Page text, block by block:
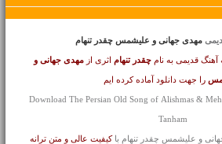
مهدی جهانی و علیشمس چقدر تنهام
قدیمی به نام چقدر تنهام اثری از مهدی جهانی و
را جهت دانلود آماده کرده ایم
Download The Persian Old Song of Alishmas &
Tanham
و علیشمس چقدر تنهام باکیفیت عالی و متن ترانه